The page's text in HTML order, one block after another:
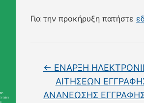
Για την προκήρυξη πατήστε
← ΕΝΑΡΞΗ
ΑΙΤΗΣΕΩΝ
ΑΝΑΝΕΩΣΗΣ